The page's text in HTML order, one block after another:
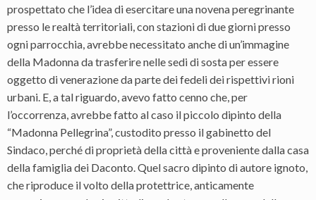
prospettato che l’idea di esercitare una novena peregrinante
presso le realtà territoriali, con stazioni di due giorni presso
ogni parrocchia, avrebbe necessitato anche di un’immagine
della Madonna da trasferire nelle sedi di sosta per essere
oggetto di venerazione da parte dei fedeli dei rispettivi rioni
urbani. E, a tal riguardo, avevo fatto cenno che, per
l’occorrenza, avrebbe fatto al caso il piccolo dipinto della
“Madonna Pellegrina”, custodito presso il gabinetto del
Sindaco, perché di proprietà della città e proveniente dalla casa
della famiglia dei Daconto. Quel sacro dipinto di autore ignoto,
che riproduce il volto della protettrice, anticamente